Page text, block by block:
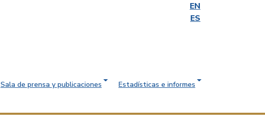
EN
ES
Sala de prensa y publicaciones
Estadísticas e informes